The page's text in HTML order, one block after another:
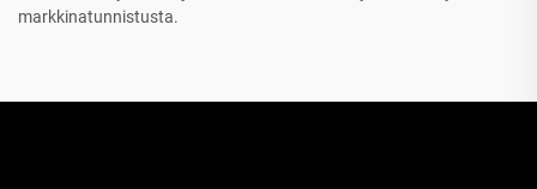
markkinatunnistusta.